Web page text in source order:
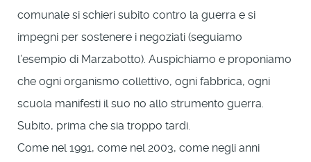
comunale si schieri subito contro la guerra e si
impegni per sostenere i negoziati (seguiamo
l’esempio di Marzabotto). Auspichiamo e proponiamo
che ogni organismo collettivo, ogni fabbrica, ogni
scuola manifesti il suo no allo strumento guerra.
Subito, prima che sia troppo tardi.
Come nel 1991, come nel 2003, come negli anni